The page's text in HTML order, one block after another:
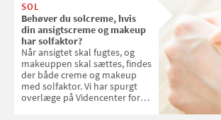
SOL
Behøver du solcreme, hvis
din ansigtscreme og makeup
har solfaktor?
Når ansigtet skal fugtes, og
makeuppen skal sættes, findes
der både creme og makeup
med solfaktor. Vi har spurgt
overlæge på Videncenter for